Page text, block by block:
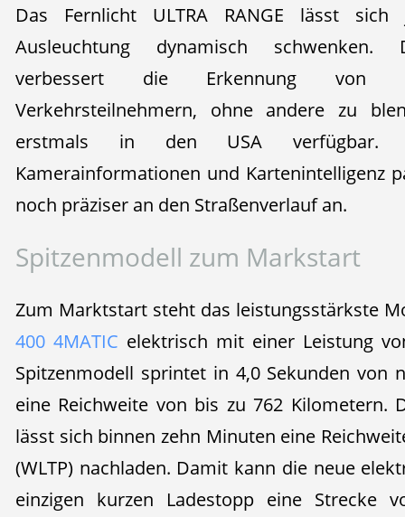
Das Fernlicht ULTRA RANGE lässt
Ausleuchtung dynamisch schwenken.
verbessert die Erkennung von
Verkehrsteilnehmern, ohne andere zu
erstmals in den USA verfügbar.
Kamerainformationen und Kartenintelligenz
noch präziser an den Straßenverlauf an.
Spitzenmodell zum Markstart
Zum Marktstart steht das leistungsstärkste
400 4MATIC elektrisch mit einer Leistung
Spitzenmodell sprintet in 4,0 Sekunden
eine Reichweite von bis zu 762 Kilometern.
lässt sich binnen zehn Minuten eine
(WLTP) nachladen. Damit kann die neue
einzigen kurzen Ladestopp eine Strecke